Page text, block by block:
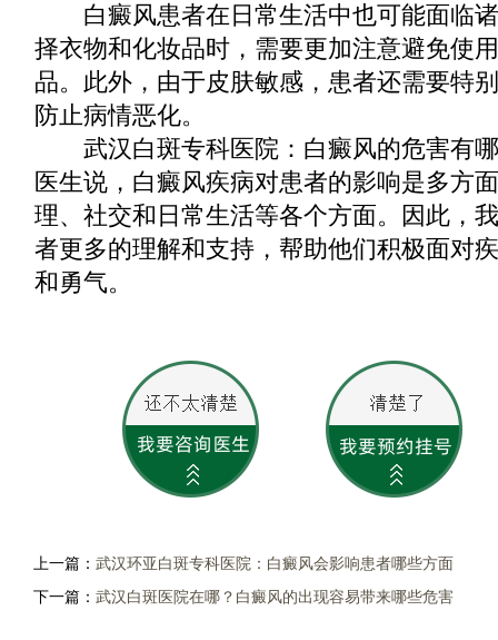
白癜风患者在日常生活中也可能面临诸
择衣物和化妆品时，需要更加注意避免使
品。此外，由于皮肤敏感，患者还需要特
防止病情恶化。
武汉白斑专科医院：白癜风的危害有哪
医生说，白癜风疾病对患者的影响是多方
理、社交和日常生活等各个方面。因此，
者更多的理解和支持，帮助他们积极面对
和勇气。
上一篇： 武汉环亚白斑专科医院：白癜风会影响患者哪些方面
下一篇： 武汉白斑医院在哪？白癜风的出现容易带来哪些危害